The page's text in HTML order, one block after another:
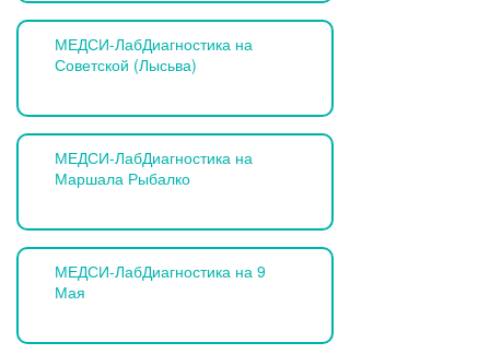
МЕДСИ-ЛабДиагностика на
Советской (Лысьва)
МЕДСИ-ЛабДиагностика на
Маршала Рыбалко
МЕДСИ-ЛабДиагностика на 9
Мая